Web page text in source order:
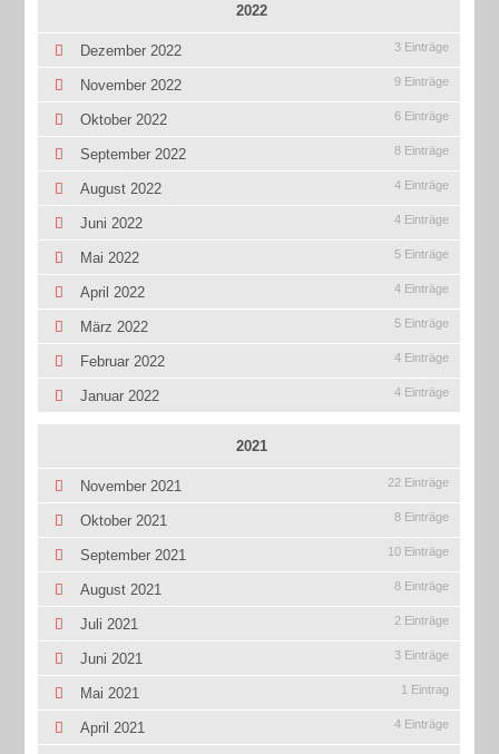
2022
Dezember 2022 3 Einträge
November 2022 9 Einträge
Oktober 2022 6 Einträge
September 2022 8 Einträge
August 2022 4 Einträge
Juni 2022 4 Einträge
Mai 2022 5 Einträge
April 2022 4 Einträge
März 2022 5 Einträge
Februar 2022 4 Einträge
Januar 2022 4 Einträge
2021
November 2021 22 Einträge
Oktober 2021 8 Einträge
September 2021 10 Einträge
August 2021 8 Einträge
Juli 2021 2 Einträge
Juni 2021 3 Einträge
Mai 2021 1 Eintrag
April 2021 4 Einträge